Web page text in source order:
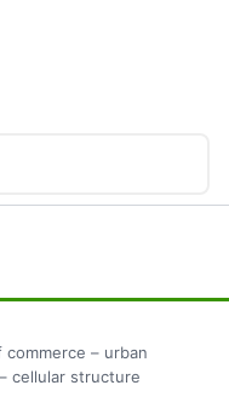
– urban
cellular structure